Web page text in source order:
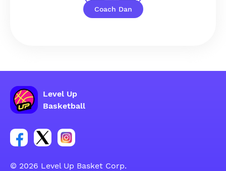
Coach Dan
Level Up
Basketball
Enlace para el grupo social de la cuenta de Facebook
Enlace para el grupo social de la cuenta de
Enlace para el grupo social de la cuenta
© 2026 Level Up Basket Corp.